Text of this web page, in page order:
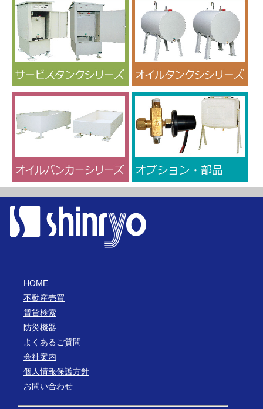
HOME
不動産売買
賃貸検索
防災機器
よくあるご質問
会社案内
個人情報保護方針
お問い合わせ